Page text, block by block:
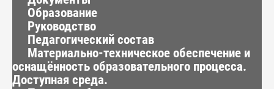
Образование
Руководство
Педагогический состав
Материально-техническое обеспечение и
оснащённость образовательного процесса.
Доступная среда.